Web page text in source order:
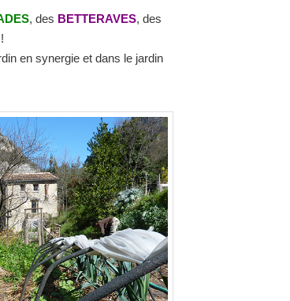
, des BETTERAVES, des
!
en synergie et dans le jardin